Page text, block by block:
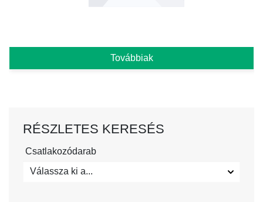
Továbbiak
RÉSZLETES KERESÉS
Csatlakozódarab
Válassza ki a...